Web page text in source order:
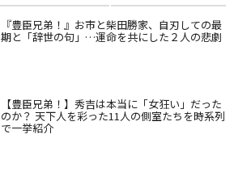
『豊臣兄弟！』お市と柴田勝家、自刃しての最
期と「辞世の句」…運命を共にした２人の悲劇
【豊臣兄弟！】秀吉は本当に「女狂い」だった
のか？ 天下人を彩った11人の側室たちを時系列
で一挙紹介